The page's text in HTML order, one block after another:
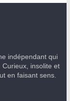
indépendant qui
insolite et
en faisant sens.